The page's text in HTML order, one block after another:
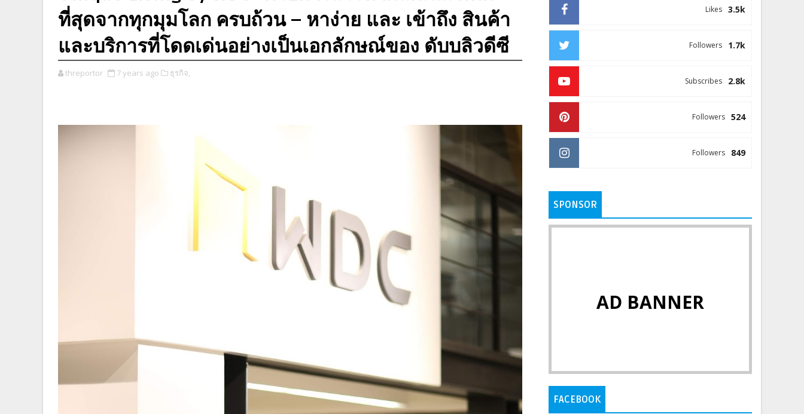
ที่สุดจากทุกมุมโลก ครบถ้วน – หาง่าย และ เข้าถึง สินค้า
และบริการที่โดดเด่นอย่างเป็นเอกลักษณ์ของ ดับบลิวดีซี
threportor 7 years ago ธุรกิจ,
3.5k
Likes
1.7k
Followers
2.8k
Subscribes
524
Followers
849
Followers
SPONSOR
AD BANNER
FACEBOOK